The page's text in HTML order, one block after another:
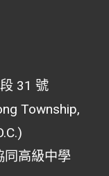
31 號
Township,
同高級中學